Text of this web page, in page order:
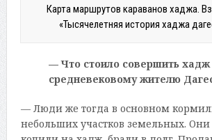
Карта маршрутов караванов хаджа.
«Тысячелетняя история хаджа
— Что стоило совершить хадж
средневековому жителю
— Люди же тогда в основном
небольших участков земельных.